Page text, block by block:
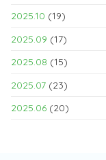
2025.10 (19)
2025.09 (17)
2025.08 (15)
2025.07 (23)
2025.06 (20)